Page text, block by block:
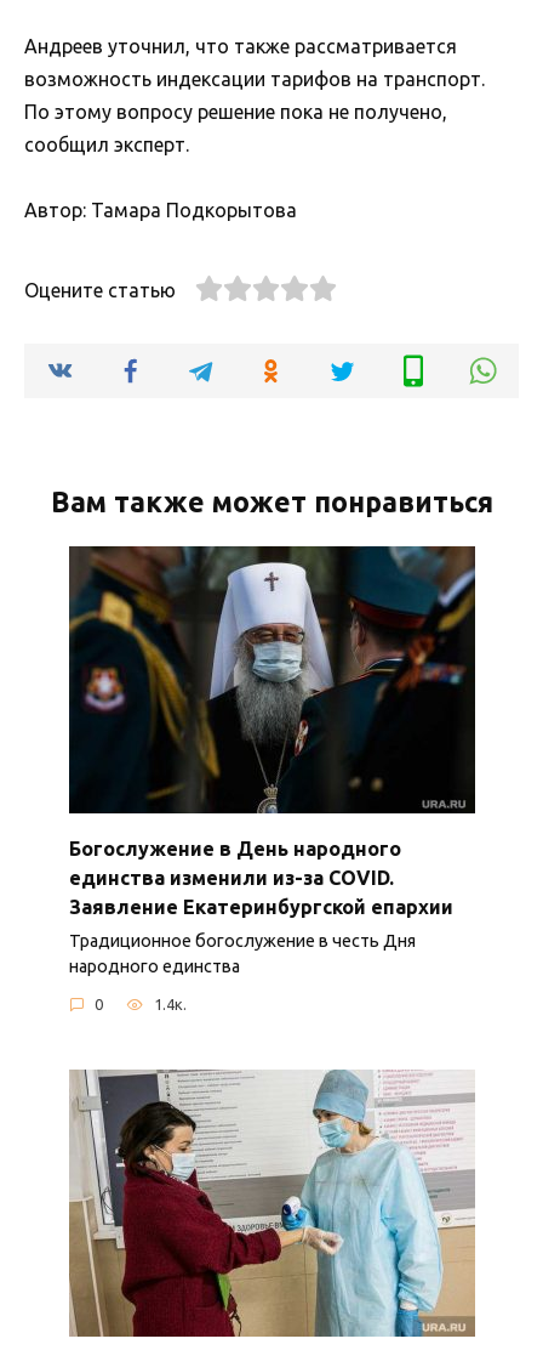
Андреев уточнил, что также рассматривается
возможность индексации тарифов на транспорт.
По этому вопросу решение пока не получено,
сообщил эксперт.
Автор: Тамара Подкорытова
Оцените статью
Вам также может понравиться
Богослужение в День народного
единства изменили из-за COVID.
Заявление Екатеринбургской епархии
Традиционное богослужение в честь Дня
народного единства
0 1.4к.